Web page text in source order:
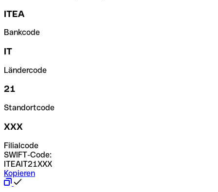
ITEA
Bankcode
IT
Ländercode
21
Standortcode
XXX
Filialcode
SWIFT-Code:
ITEAIT21XXX
Kopieren